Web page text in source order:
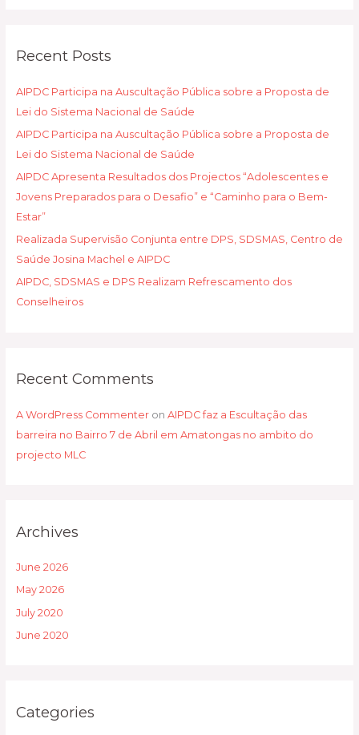
c
f
o
r
:
Recent Posts
AIPDC Participa na Auscultação Pública sobre a Proposta de
Lei do Sistema Nacional de Saúde
AIPDC Participa na Auscultação Pública sobre a Proposta de
Lei do Sistema Nacional de Saúde
AIPDC Apresenta Resultados dos Projectos “Adolescentes e
Jovens Preparados para o Desafio” e “Caminho para o Bem-
Estar”
Realizada Supervisão Conjunta entre DPS, SDSMAS, Centro de
Saúde Josina Machel e AIPDC
AIPDC, SDSMAS e DPS Realizam Refrescamento dos
Conselheiros
Recent Comments
A WordPress Commenteron AIPDC faz a Escultação das
barreira no Bairro 7 de Abril em Amatongas no ambito do
projecto MLC
Archives
June 2026
May 2026
July 2020
June 2020
Categories